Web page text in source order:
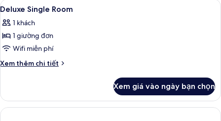
Suite
View
and
Xem
tất
cả
ảnh
Deluxe
Single
Bộ đồ giường cao cấp, minibar, két
4
Deluxe Single Room
1 khách
1 giường đơn
Wifi miễn phí
Xem thêm chi tiết
Chi
Deluxe
Single
Room
Xem giá vào ngày bạn chọn